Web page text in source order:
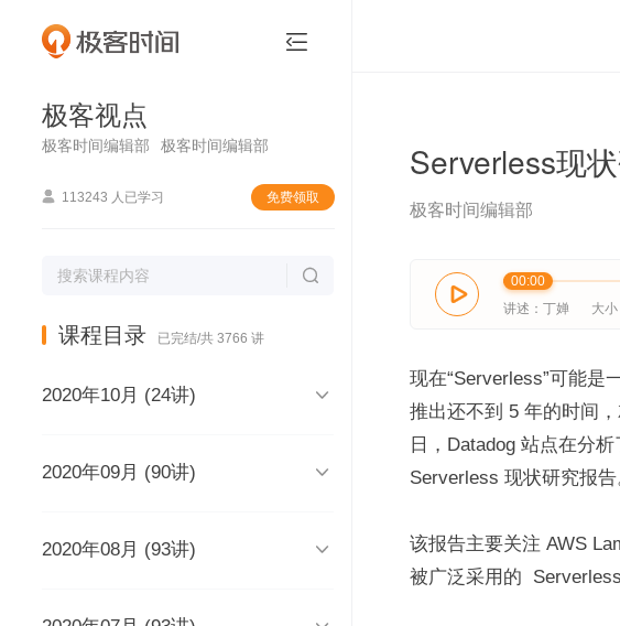

极客视点
极客时间编辑部 极客时间编辑部
 113243 人已学习 免费领取

课程目录 已完结/共 3766 讲
2020年10月 (24讲) 
极客视点，和你说声再见，再见
DevOps工程师该懂些什么？
2020年09月 (90讲) 
Java人应该知道的10大GitHub仓
2020年08月 (93讲) 
 极客视点
Serverless现
极客时间编辑部

00:00
讲述：丁婵 大
现在“Serverless”可能是
推出还不到 5 年的时间
日，Datadog 站点在分
Serverless 现状研究报告
该报告主要关注 AWS
被广泛采用的